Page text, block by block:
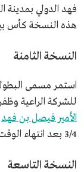
هذه النسخة كأس
النسخة الثامنة
استمر مسمى
للشركة الراعية وظفر
الأمير فيصل بن فهد
3/4 بعد انتهاء الوقت الأصلي للمباراة بالتعادل 2/2.
النسخة التاسعة